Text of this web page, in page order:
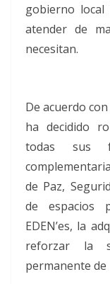
gobierno local
atender de
necesitan.
De acuerdo
ha decidido
todas sus
de Paz,
de espacios
EDEN’es, la
reforzar la
permanente